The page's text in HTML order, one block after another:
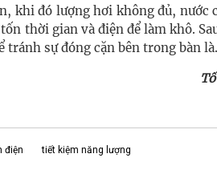
khi đó lượng hơi không đủ, nước
thời gian và điện để làm khô.
tránh sự đóng cặn bên trong bàn là.
điện tiết kiệm năng lượng